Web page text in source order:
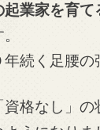
業家を育
続く足腰
格なし」